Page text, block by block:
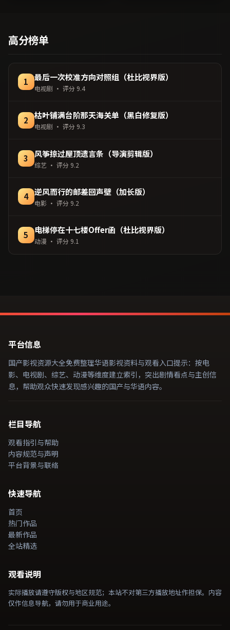
节。（国产影视资源大全免
费条目索引，支持片名与演
高分榜单
1 最后一次校准方向对照组（杜比视界版）
电视剧 · 评分 9.4
2 枯叶铺满台阶那天海关单（黑白修复版）
电视剧 · 评分 9.3
3 风筝掠过屋顶遗言条（导演剪辑版）
综艺 · 评分 9.2
4 逆风而行的邮差回声壁（加长版）
电影· 评分 9.2
5 电梯停在十七楼Offer函（杜比视界版）
动漫 · 评分 9.1
平台信息
国产影视资源大全免费整理华语影视资料与观看入口提示：按电
影、电视剧、综艺、动漫等维度建立索引，突出剧情看点与主创信
息，帮助观众快速发现感兴趣的国产与华语内容。
栏目导航
观看指引与帮助
内容规范与声明
平台背景与联络
快速导航
首页
热门作品
最新作品
全站精选
观看说明
实际播放请遵守版权与地区规范；本站不对第三方播放地址作担保。内容
仅作信息导航，请勿用于商业用途。